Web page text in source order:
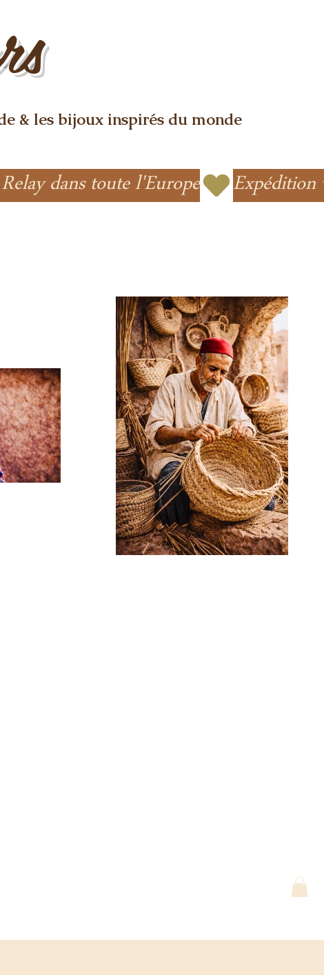
& les bijoux inspirés du monde